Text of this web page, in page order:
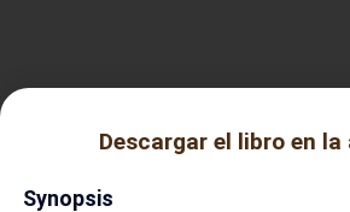
Descargar el libro en
Synopsis